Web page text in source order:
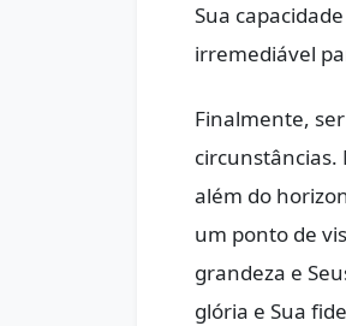
Sua
irremediável
Finalmente,
além do
um ponto de
grandeza e
glória e Sua